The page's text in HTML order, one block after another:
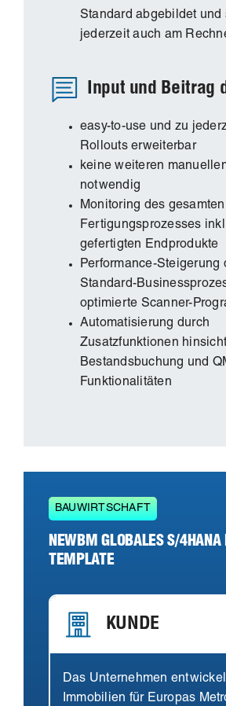
Standard abgebildet und
jederzeit auch am
Input und Beitrag
easy-to-use und zu
Rollouts erweiterbar
keine weiteren
notwendig
Monitoring des gesamten
Fertigungsprozesses
gefertigten Endprodukte
Performance-Steigerung
Standard-
optimierte Scanner-
Automatisierung durch
Zusatzfunktionen
Bestandsbuchung und
Funktionalitäten
BAUWIRTSCHAFT
NEWBM GLOBALES S/4HANA
TEMPLATE
KUNDE
Das Unternehmen
Immobilien für Europas